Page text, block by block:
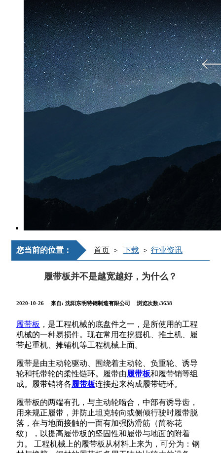
您当前的位置： 首页 > 下载 > 行业资讯
履带板并不是越宽越好，为什么？
2020-10-26 来自: 沈阳东明特钢制造有限公司 浏览次数:3638
履带板 ，是工程机械的底盘件之一， 是所使用的工程
机械的一种易损件。现在常用在挖掘机、推土机、履
带起重机、摊铺机等工程机械上面。
履带是由主动轮驱动、围绕着主动轮、负重轮、诱导
轮和托带轮的柔性链环。履带由履带板和履带销等组
成。履带销将各履带板连接起来构成履带链环。
履带板的两端有孔，与主动轮啮合，中部有诱导齿，
用来规正履带，并防止坦克转向或侧倾行驶时履带脱
落，在与地面接触的一面有加强防滑筋（简称花
纹），以提高履带板的坚固性和履带与地面的附着
力。 工程机械上的履带板从材料上来为，可分为：钢